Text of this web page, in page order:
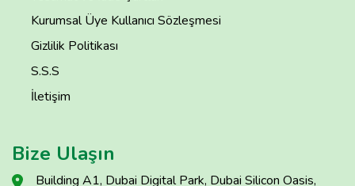
Kurumsal Üye Kullanıcı Sözleşmesi
Gizlilik Politikası
S.S.S
İletişim
Bize Ulaşın
Building A1, Dubai Digital Park, Dubai Silicon Oasis,